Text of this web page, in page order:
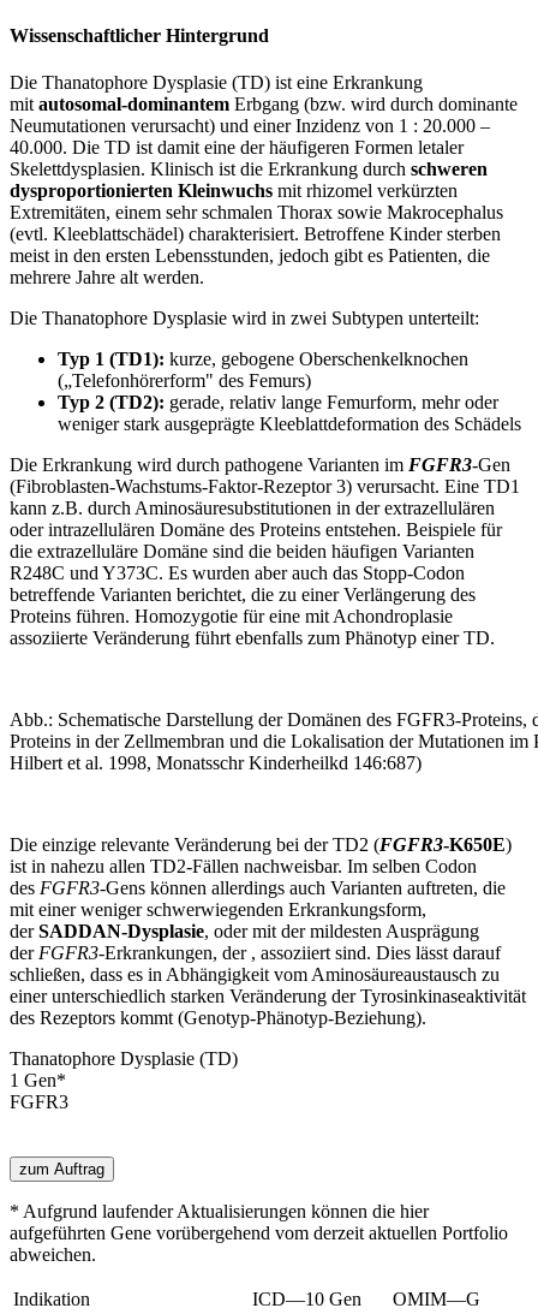
Wissenschaftlicher Hintergrund
Die Thanatophore Dysplasie (TD) ist eine Erkrankung
mitautosomal-dominantem Erbgang (bzw. wird durch dominante
Neumutationen verursacht) und einer Inzidenz von 1 : 20.000 –
40.000. Die TD ist damit eine der häufigeren Formen letaler
Skelettdysplasien. Klinisch ist die Erkrankung durch schweren
dysproportionierten Kleinwuchs mit rhizomel verkürzten
Extremitäten, einem sehr schmalen Thorax sowie Makrocephalus
(evtl. Kleeblattschädel) charakterisiert. Betroffene Kinder sterben
meist in den ersten Lebensstunden, jedoch gibt es Patienten, die
mehrere Jahre alt werden.
Die Thanatophore Dysplasie wird in zwei Subtypen unterteilt:
Typ 1 (TD1): kurze, gebogene Oberschenkelknochen
(„Telefonhörerform" des Femurs)
Typ 2 (TD2): gerade, relativ lange Femurform, mehr oder
weniger stark ausgeprägte Kleeblattdeformation des Schädels
Die Erkrankung wird durch pathogene Varianten im FGFR3-Gen
(Fibroblasten-Wachstums-Faktor-Rezeptor 3) verursacht. Eine TD1
kann z.B. durch Aminosäuresubstitutionen in der extrazellulären
oder intrazellulären Domäne des Proteins entstehen. Beispiele für
die extrazelluläre Domäne sind die beiden häufigen Varianten
R248C und Y373C. Es wurden aber auch das Stopp-Codon
betreffende Varianten berichtet, die zu einer Verlängerung des
Proteins führen. Homozygotie für eine mit Achondroplasie
assoziierte Veränderung führt ebenfalls zum Phänotyp einer TD.
Abb.: Schematische Darstellung der Domänen des FGFR3-Proteins,
Proteins in der Zellmembran und die Lokalisation der Mutationen im
Hilbert et al. 1998, Monatsschr Kinderheilkd 146:687)
Die einzige relevante Veränderung bei der TD2 (FGFR3-K650E)
ist in nahezu allen TD2-Fällen nachweisbar. Im selben Codon
des FGFR3-Gens können allerdings auch Varianten auftreten, die
mit einer weniger schwerwiegenden Erkrankungsform,
derSADDAN-Dysplasie, oder mit der mildesten Ausprägung
derFGFR3-Erkrankungen, der , assoziiert sind. Dies lässt darauf
schließen, dass es in Abhängigkeit vom Aminosäureaustausch zu
einer unterschiedlich starken Veränderung der Tyrosinkinaseaktivität
des Rezeptors kommt (Genotyp-Phänotyp-Beziehung).
Thanatophore Dysplasie (TD)
1 Gen*
FGFR3
zum Auftrag
* Aufgrund laufender Aktualisierungen können die hier
aufgeführten Gene vorübergehend vom derzeit aktuellen Portfolio
abweichen.
Indikation ICD—10 Gen
OMIM—G